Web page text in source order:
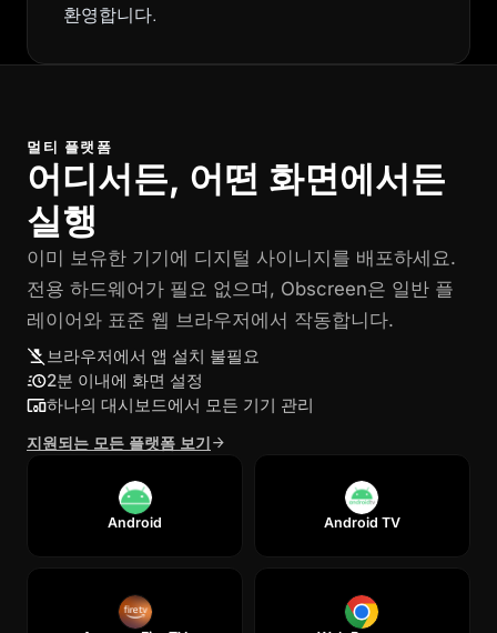
환영합니다.
멀티 플랫폼
어디서든, 어떤 화면에서든
실행
이미 보유한 기기에 디지털 사이니지를 배포하세요.
전용 하드웨어가 필요 없으며, Obscreen은 일반 플
레이어와 표준 웹 브라우저에서 작동합니다.
브라우저에서 앱 설치 불필요
2분 이내에 화면 설정
하나의 대시보드에서 모든 기기 관리
지원되는 모든 플랫폼 보기
Android Android TV